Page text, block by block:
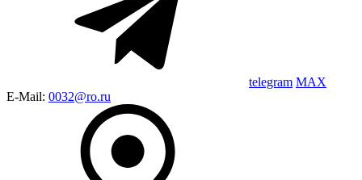
telegram MAX
E-Mail: 0032@ro.ru